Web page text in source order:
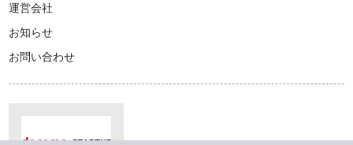
運営会社
お知らせ
お問い合わせ